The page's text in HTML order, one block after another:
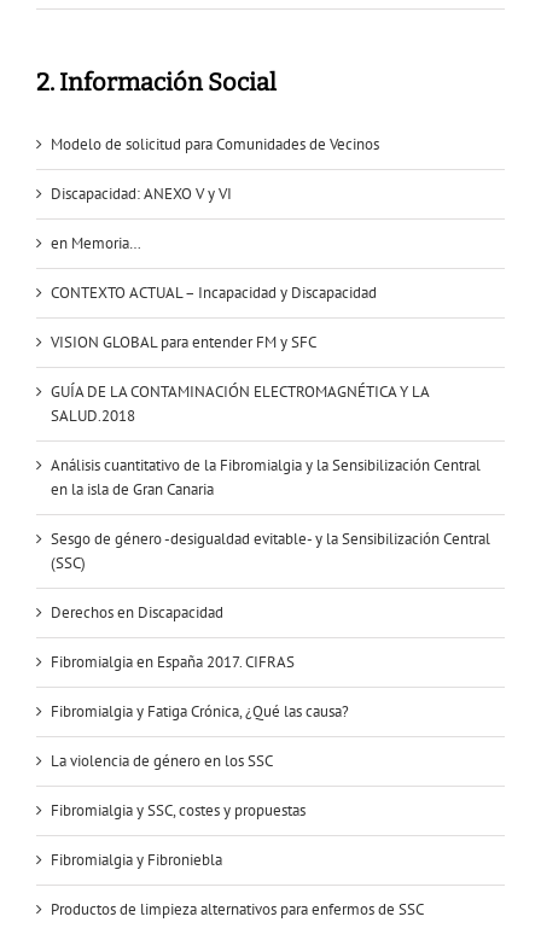
2. Información Social
Modelo de solicitud para Comunidades de Vecinos
Discapacidad: ANEXO V y VI
en Memoria…
CONTEXTO ACTUAL – Incapacidad y Discapacidad
VISION GLOBAL para entender FM y SFC
GUÍA DE LA CONTAMINACIÓN ELECTROMAGNÉTICA Y LA
SALUD.2018
Análisis cuantitativo de la Fibromialgia y la Sensibilización Central
en la isla de Gran Canaria
Sesgo de género -desigualdad evitable- y la Sensibilización Central
(SSC)
Derechos en Discapacidad
Fibromialgia en España 2017. CIFRAS
Fibromialgia y Fatiga Crónica, ¿Qué las causa?
La violencia de género en los SSC
Fibromialgia y SSC, costes y propuestas
Fibromialgia y Fibroniebla
Productos de limpieza alternativos para enfermos de SSC